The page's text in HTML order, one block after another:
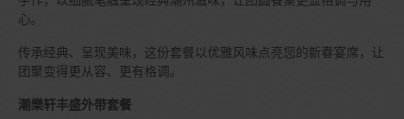
心。
传承经典、呈现美味，这份套餐以优雅风味点亮您的新春宴席，让
团聚变得更从容、更有格调。
潮樂轩丰盛外带套餐